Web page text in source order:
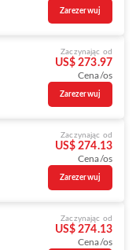
Zarezerwuj
Zaczynając od
US$ 273.97
Cena/os
Zarezerwuj
Zaczynając od
US$ 274.13
Cena/os
Zarezerwuj
Zaczynając od
US$ 274.13
Cena/os